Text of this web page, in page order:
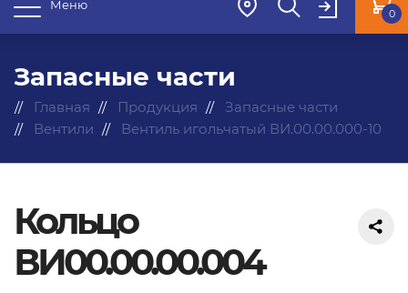
Меню
0
Запасные части
Главная Продукция
Запасные части
Вентили
Вентиль игольчатый ВИ.00.00.000-10
Кольцо
ВИ00.00.00.004